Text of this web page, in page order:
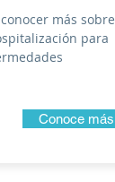
más sobre
para
Conoce más